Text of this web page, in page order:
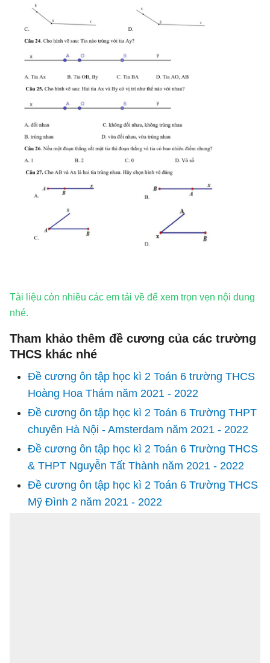
Tài liệu còn nhiều các em tải về để xem trọn vẹn nội dung
nhé.
Tham khảo thêm đề cương của các trường
THCS khác nhé
Đề cương ôn tập học kì 2 Toán 6 trường THCS
Hoàng Hoa Thám năm 2021 - 2022
Đề cương ôn tập học kì 2 Toán 6 Trường THPT
chuyên Hà Nội - Amsterdam năm 2021 - 2022
Đề cương ôn tập học kì 2 Toán 6 Trường THCS
& THPT Nguyễn Tất Thành năm 2021 - 2022
Đề cương ôn tập học kì 2 Toán 6 Trường THCS
Mỹ Đình 2 năm 2021 - 2022